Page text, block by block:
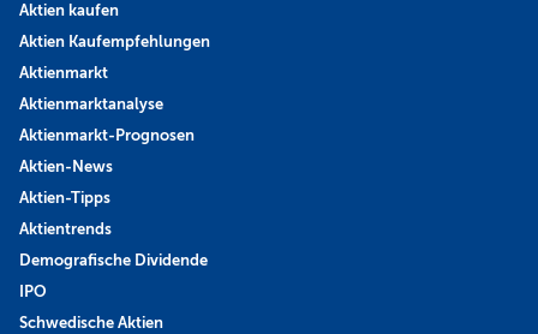
Aktien kaufen
Aktien Kaufempfehlungen
Aktienmarkt
Aktienmarktanalyse
Aktienmarkt-Prognosen
Aktien-News
Aktien-Tipps
Aktientrends
Demografische Dividende
IPO
Schwedische Aktien